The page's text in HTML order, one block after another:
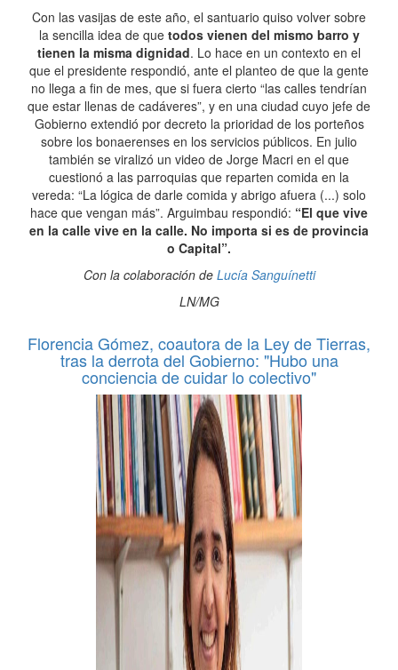
Con las vasijas de este año, el santuario quiso volver sobre
la sencilla idea de que todos vienen del mismo barro y
tienen la misma dignidad. Lo hace en un contexto en el
que el presidente respondió, ante el planteo de que la gente
no llega a fin de mes, que si fuera cierto “las calles tendrían
que estar llenas de cadáveres”, y en una ciudad cuyo jefe de
Gobierno extendió por decreto la prioridad de los porteños
sobre los bonaerenses en los servicios públicos. En julio
también se viralizó un video de Jorge Macri en el que
cuestionó a las parroquias que reparten comida en la
vereda: “La lógica de darle comida y abrigo afuera (...) solo
hace que vengan más”. Arguimbau respondió: “El que vive
en la calle vive en la calle. No importa si es de provincia
o Capital”.
Con la colaboración de Lucía Sanguínetti
LN/MG
Florencia Gómez, coautora de la Ley de Tierras,
tras la derrota del Gobierno: "Hubo una
conciencia de cuidar lo colectivo"